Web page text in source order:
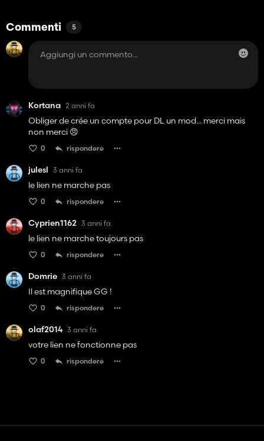
Commenti 5
Kortana 2 anni fa
Obliger de crée un compte pour DL un mod... merci mais
non merci 😠
0 rispondere
julesl 3 anni fa
le lien ne marche pas
0 rispondere
Cyprien1162 3 anni fa
le lien ne marche toujours pas
0 rispondere
Domrie 3 anni fa
Il est magnifique GG !
0 rispondere
olaf2014 3 anni fa
votre lien ne fonctionne pas
0 rispondere